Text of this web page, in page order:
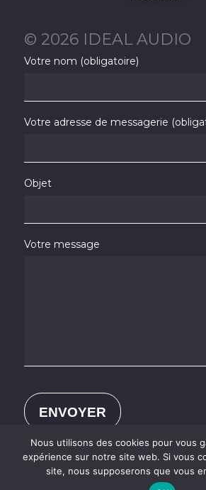
© 2026 IDEAL AUDIO
Votre nom (obligatoire)
Votre adresse de messagerie
Objet
Votre message
Nous utilisons des cookies pour vous
expérience sur notre site web. Si vous
site, nous supposerons que vous